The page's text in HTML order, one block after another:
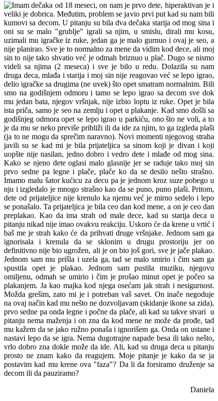
Imam dečaka od 18 meseci, on nam je prvo dete, hiperaktivan je i
veliki je dobrica. Međutim, problem se javio prvi put kad su nam bili
kumovi sa decom. U pitanju su bila dva dečaka starija od mog sina i
oni su se malo "grublje" igrali sa njim, u smislu, dirali mu kosu,
uzimali mu igračke iz ruke, jedan ga je malo gurnuo i ovaj je seo, a
nije planirao. Sve je to normalno za mene da vidim kod dece, ali moj
sin to nije tako shvatio već je odmah briznuo u plač. Dugo se nismo
videli sa njima (2 meseca) i sve je bilo u redu. Dolazila su nam
druga deca, mlađa i starija i moj sin nije reagovao već se lepo igrao,
delio igračke sa drugima (ne uvek) što opet smatram normalnim. Bili
smo na godišnjem odmoru i tamo se lepo igrao sa decom sve dok
mu jedan bata, njegov vršnjak, nije izbio loptu iz ruke. Opet je bila
ista priča, samo je seo na zemlju i opet u plakanje. Kad smo došli sa
godišnjeg odmora opet se lepo igrao u parkiću, ono što ne voli, a to
je da mu se neko previše približi ili da ide za njim, to ga izgleda plaši
(ja to ne mogu da sprečim naravno). Novi momenti njegovog straha
javili su se kad mi je bila prijateljica sa sinom koji je divan i koji
uopšte nije nasilan, jedno dobro i vedro dete i mlađe od mog sina.
Kako se njeno dete oglasi malo glasnije jer se raduje tako moj sin
prvo sedne pa legne i plače, plače ko da se desilo nešto strašno.
Imamo malu šator kućicu za decu pa je jednom kroz suze pobego u
nju i izgledalo je mnogo strašno kao da se puno, puno plaši. Pritom,
dete od prijateljice nije krenulo ka njemu već je mirno sedelo i lepo
se ponašalo. Ta prijateljica je bila ceo dan kod mene, a on je ceo dan
preplakao. Kao da ima strah od male dece, kad su starija deca u
pitanju nikad nije imao ovakvu reakciju. Uskoro će da krene u vrtić i
baš me je strah kako će da prihvati druge vršnjake. Jednom sam ga
ignorisala i krenula da se sklonim u drugu prostoriju jer on
definitivno nije bio ugrožen, ali je on bio još gori, sve je jače plakao.
Jednom sam mu prišla i uzela ga, tad se malo smirio i čim sam ga
spustila opet je plakao. Jednom sam pustila muziku, njegovu
omiljenu, odmah se umirio i čim je prošao minut opet je počeo sa
plakanjem. Ja kao majka kod njega osećam jak strah i nesigurnost.
Možda grešim, zato mi je i potreban vaš savet. On inače negoduje
na ovaj način kad mu nešto ne dozvoljavam (skidanje ikone sa zida),
prvo sedne pa onda legne i počne da plače, ali kad su takve stvari u
pitanju nema maženja i on zna da kod mene ne može da prođe, tad
mu kažem da se jako ružno ponaša i ignorišem ga. Onda on ustane i
nastavi lepo da se igra. Nema dugotrajne napade besa ili tako nešto,
vrlo dobro zna dokle može da ide. Ali, kad su druga deca u pitanju
prosto ne znam kako da reagujem. Moje pitanje je kako da se ja
postavim kad mu krene ova "faza"? Da li da forsiramo druženje sa
decom ili da pauziramo?
Daniela